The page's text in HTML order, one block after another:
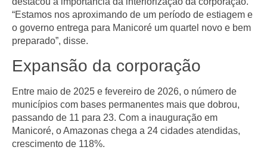
“Estamos nos aproximando de um período de estiagem e
o governo entrega para Manicoré um quartel novo e bem
preparado”, disse.
Expansão da corporação
Entre maio de 2025 e fevereiro de 2026, o número de
municípios com bases permanentes mais que dobrou,
passando de 11 para 23. Com a inauguração em
Manicoré, o Amazonas chega a 24 cidades atendidas,
crescimento de 118%.